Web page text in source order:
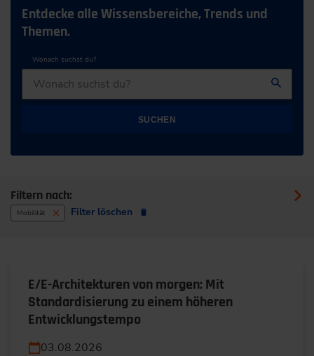
Entdecke alle Wissensbereiche, Trends und
Themen.
Wonach suchst du?
SUCHEN
Filtern nach:
Mobilität Filter löschen
E/E-Architekturen von morgen: Mit
Standardisierung zu einem höheren
Entwicklungstempo
03.08.2026